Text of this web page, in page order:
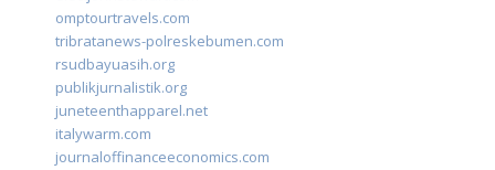
omptourtravels.com
tribratanews-polreskebumen.com
rsudbayuasih.org
publikjurnalistik.org
juneteenthapparel.net
italywarm.com
journaloffinanceeconomics.com